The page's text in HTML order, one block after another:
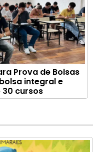
Prova de Bolsas
integral e
30 cursos